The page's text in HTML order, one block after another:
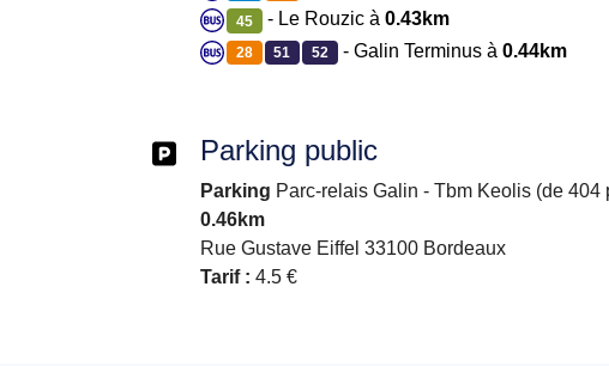
45 - Le Rouzic à 0.43km
28 51 52 - Galin Terminus à 0.44km
Parking public
Parking Parc-relais Galin - Tbm Keolis (de 404
0.46km
Rue Gustave Eiffel 33100 Bordeaux
Tarif : 4.5 €